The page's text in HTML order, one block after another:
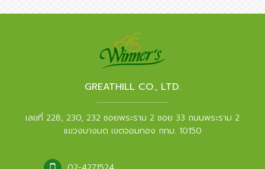
GREATHILL CO., LTD.
เลขที่ 228, 230, 232 ซอยพระราม 2 ซอย 33 ถนนพระราม 2
แขวงบางมด เขตจอมทอง กทม. 10150